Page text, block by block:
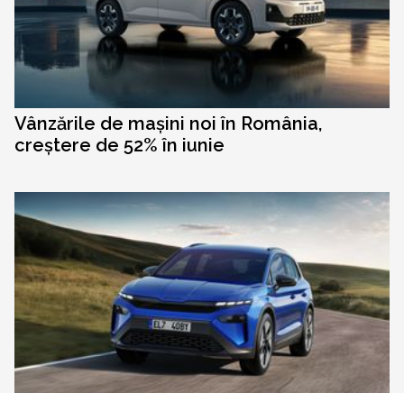
Vânzările de mașini noi în România,
creștere de 52% în iunie